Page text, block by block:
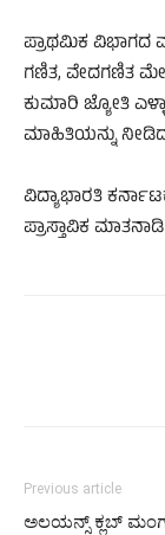
ಪ್ರಾಥಮಿಕ ವಿಭಾಗದ
ಗಣಿತ, ವೇದಗಣಿತ
ಕುಮಾರಿ ಜ್ಯೋತಿ
ಮಾಹಿತಿಯನ್ನು
ವಿದ್ಯಾಭಾರತಿ
ಪ್ರಾಸ್ತಾವಿಕ
Previous article
ಅಲಯನ್ಸ್ ಕ್ಲಬ್